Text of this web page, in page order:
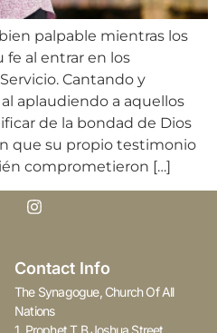
palpable mientras los
fe al entrar en los
Cantando y
aplaudiendo a aquellos
de la bondad de Dios
que su propio testimonio
comprometieron […]
Contact Info
The Synagogue, Church Of All
Nations
1, Prophet T.B Joshua Street,